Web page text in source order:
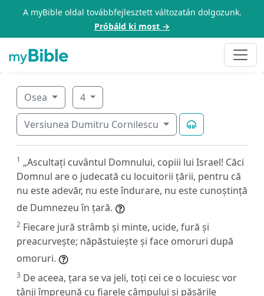
A myBible oldal továbbfejlesztett változatán dolgozunk.
Próbáld ki most →
Osea 4
Versiunea Dumitru Cornilescu
1 „Ascultați cuvântul Domnului, copiii lui Israel! Căci
Domnul are o judecată cu locuitorii țării, pentru că
nu este adevăr, nu este îndurare, nu este cunoștință
de Dumnezeu în țară.
2 Fiecare jură strâmb și minte, ucide, fură și
preacurvește; năpăstuiește și face omoruri după
omoruri.
3 De aceea, țara se va jeli, toți cei ce o locuiesc vor
tânji împreună cu fiarele câmpului și păsările